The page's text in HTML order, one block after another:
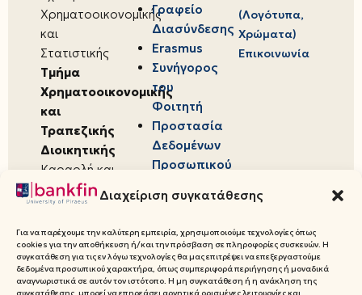
Διαχείριση συγκατάθεσης
Για να παρέχουμε την καλύτερη εμπειρία, χρησιμοποιούμε τεχνολογίες όπως
cookies για την αποθήκευση ή/και την πρόσβαση σε πληροφορίες συσκευών. Η
συγκατάθεση για τις εν λόγω τεχνολογίες θα μας επιτρέψει να επεξεργαστούμε
δεδομένα προσωπικού χαρακτήρα, όπως συμπεριφορά περιήγησης ή μοναδικά
αναγνωριστικά σε αυτόν τον ιστότοπο. Η μη συγκατάθεση ή η ανάκληση της
Χρηματοοικονομικής
και
Στατιστικής
Τμήμα
Χρηματοοικονομικής
και
Τραπεζικής
Διοικητικής
Καραολή και
Δημητρίου 80,
18534,
Πειραιάς
Γραφείο
Διασύνδεσης
Erasmus
Συνήγορος
του
Φοιτητή
Προστασία
Δεδομένων
Προσωπικού
(Λογότυπα,
Χρώματα)
Επικοινωνία